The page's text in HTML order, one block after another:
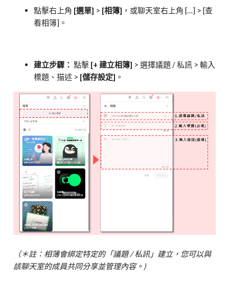
點擊右上角 [選單] > [相簿] ，或聊天室右上角 […] > [查
看相簿]。
建立步驟： 點擊 [+ 建立相簿] > 選擇議題 / 私訊 > 輸入
標題、描述 > [儲存設定] 。
（＊註：相簿會綁定特定的「議題 / 私訊」建立，您可以與
該聊天室的成員共同分享並管理內容。)